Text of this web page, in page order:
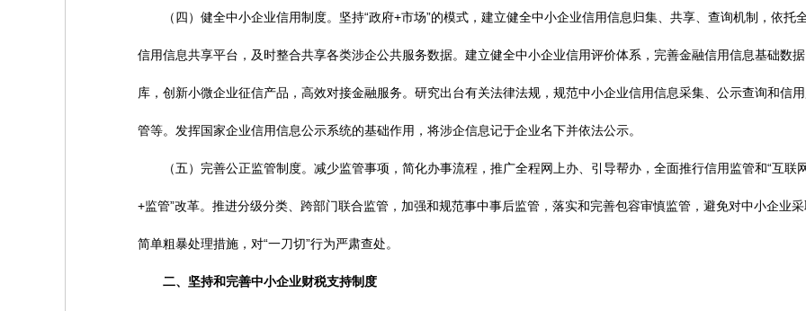
（四）健全中小企业信用制度。坚持“政府+市场”的模式，建立健全中小企业信用信息归集、共享、查询机制，依托
信用信息共享平台，及时整合共享各类涉企公共服务数据。建立健全中小企业信用评价体系，完善金融信用信息基础数据
库，创新小微企业征信产品，高效对接金融服务。研究出台有关法律法规，规范中小企业信用信息采集、公示查询和信
管等。发挥国家企业信用信息公示系统的基础作用，将涉企信息记于企业名下并依法公示。
（五）完善公正监管制度。减少监管事项，简化办事流程，推广全程网上办、引导帮办，全面推行信用监管和“互联
+监管”改革。推进分级分类、跨部门联合监管，加强和规范事中事后监管，落实和完善包容审慎监管，避免对中小企业采
简单粗暴处理措施，对“一刀切”行为严肃查处。
二、坚持和完善中小企业财税支持制度